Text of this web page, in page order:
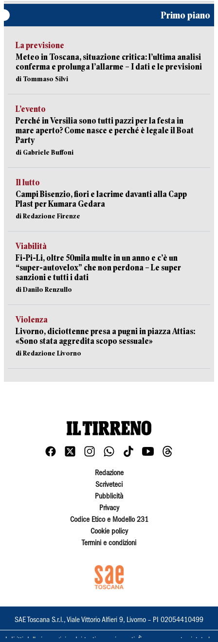
Primo piano
La previsione
Meteo in Toscana, situazione critica: l’ultima analisi
conferma e prolunga l’allarme – I dati e le previsioni
di Tommaso Silvi
L’evento
Perché in Versilia sono tutti pazzi per la festa in
mare aperto? Come nasce e perché è legale il Boat
Party
di Gabriele Buffoni
Il lutto
Campi Bisenzio, fiori e lacrime davanti alla Capp
Plast per Kumara Gedara
di Redazione Firenze
Viabilità
Fi-Pi-Li, oltre 50mila multe in un anno e c’è un
“super-autovelox” che non perdona – Le super
sanzioni e tutti i dati
di Danilo Renzullo
Violenza
Livorno, diciottenne presa a pugni in piazza Attias:
«Sono stata aggredita scopo sessuale»
di Redazione Livorno
Redazione
Scriveteci
Pubblicità
Privacy
Codice Etico e Modello 231
Cookie policy
Termini e condizioni
SAE Toscana S.r.l., Viale Vittorio Alfieri 9, Livorno – PI 02054410499
I diritti delle immagini e dei testi sono riservati. È espressamente vietata la